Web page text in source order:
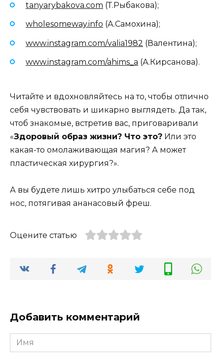
tanyarybakova.com (Т.Рыбакова);
wholesomeway.info (А.Самохина);
www.instagram.com/valia1982 (Валентина);
www.instagram.com/ahims_a (А.Кирсанова).
Читайте и вдохновляйтесь на то, чтобы отлично
себя чувствовать и шикарно выглядеть. Да так,
чтоб знакомые, встретив вас, приговаривали
«Здоровый образ жизни? Что это? Или это
какая-то омолаживающая магия? А может
пластическая хирургия?».
А вы будете лишь хитро улыбаться себе под
нос, потягивая ананасовый фреш.
Оцените статью
Добавить комментарий
Имя
*